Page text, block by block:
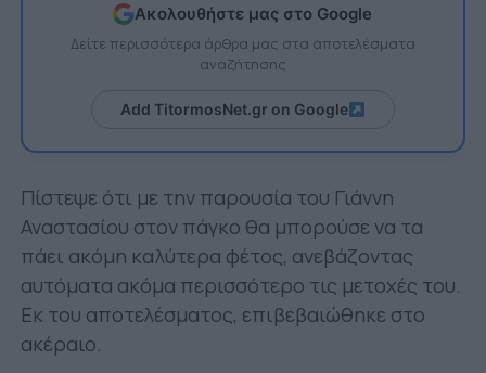
Ακολουθήστε μας στο Google
Δείτε περισσότερα άρθρα μας στα αποτελέσματα
αναζήτησης
Add TitormosNet.gr on Google
Πίστεψε ότι με την παρουσία του Γιάννη
Αναστασίου στον πάγκο θα μπορούσε να τα
πάει ακόμη καλύτερα φέτος, ανεβάζοντας
αυτόματα ακόμα περισσότερο τις μετοχές του.
Εκ του αποτελέσματος, επιβεβαιώθηκε στο
ακέραιο.